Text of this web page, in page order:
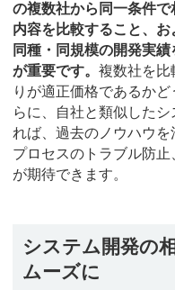
の複数社から同一条件
内容を比較すること、
同種・同規模の開発実
が重要です。 複数社を比
りが適正価格であるか
らに、自社と類似した
れば、過去のノウハウ
プロセスのトラブル防
が期待できます。
システム開発の
ムーズに